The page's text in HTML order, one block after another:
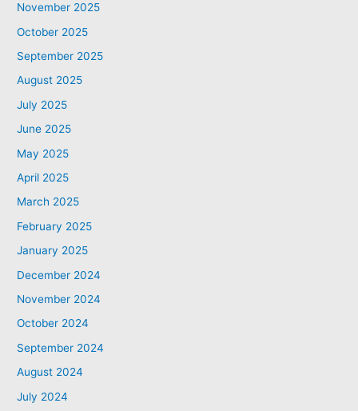
November 2025
October 2025
September 2025
August 2025
July 2025
June 2025
May 2025
April 2025
March 2025
February 2025
January 2025
December 2024
November 2024
October 2024
September 2024
August 2024
July 2024